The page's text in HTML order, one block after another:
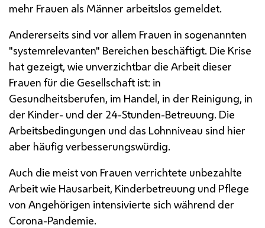
mehr Frauen als Männer arbeitslos gemeldet.
Andererseits sind vor allem Frauen in sogenannten
"systemrelevanten" Bereichen beschäftigt. Die Krise
hat gezeigt, wie unverzichtbar die Arbeit dieser
Frauen für die Gesellschaft ist: in
Gesundheitsberufen, im Handel, in der Reinigung, in
der Kinder- und der 24-Stunden-Betreuung. Die
Arbeitsbedingungen und das Lohnniveau sind hier
aber häufig verbesserungswürdig.
Auch die meist von Frauen verrichtete unbezahlte
Arbeit wie Hausarbeit, Kinderbetreuung und Pflege
von Angehörigen intensivierte sich während der
Corona-Pandemie.